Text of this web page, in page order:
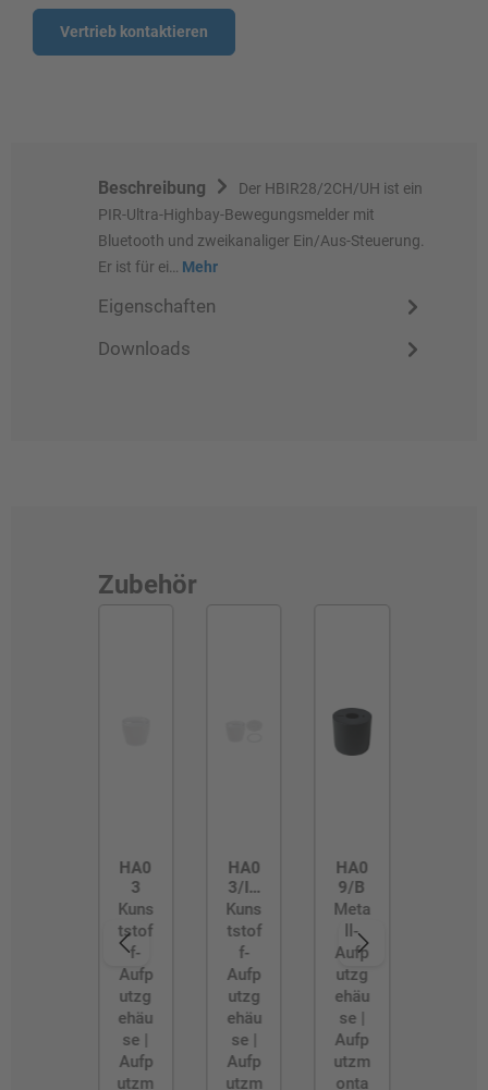
Vertrieb kontaktieren
Beschreibung
Der HBIR28/2CH/UH ist ein
PIR-Ultra-Highbay-Bewegungsmelder mit
Bluetooth und zweikanaliger Ein/Aus-Steuerung.
Er ist für ei… Mehr
Eigenschaften
Downloads
Zubehör
HA0
3
Kuns
tstof
f-
Aufp
utzg
ehäu
se |
Aufp
utzm
HA0
3/IP
54
Kuns
tstof
f-
Aufp
utzg
ehäu
se |
Aufp
utzm
HA0
9/B
Meta
ll-
Aufp
utzg
ehäu
se |
Aufp
utzm
onta